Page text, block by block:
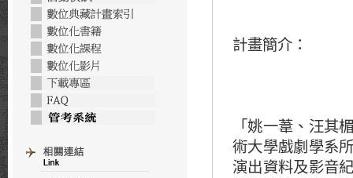
計畫簡介 ：
「姚一葦、汪其
術大學戲劇學系
演出資料及影音